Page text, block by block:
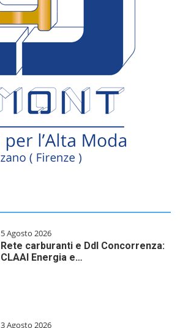
5 Agosto 2026
Rete carburanti e Ddl Concorrenza:
CLAAI Energia e…
3 Agosto 2026